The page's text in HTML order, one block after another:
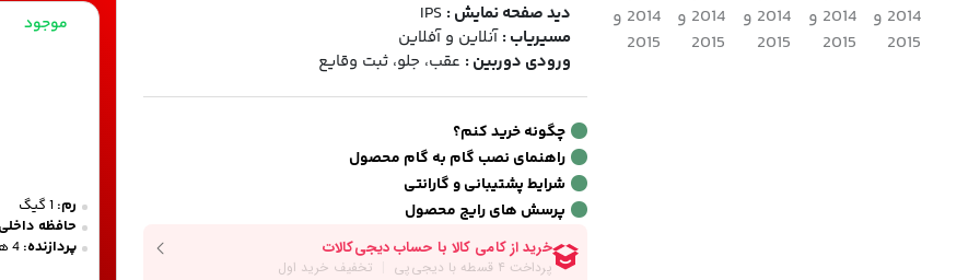
دید صفحه نمایش : IPS
مسیریاب : آنلاین و آفلاین
ورودی دوربین : عقب، جلو، ثبت وقایع
چگونه خرید کنم؟
راهنمای نصب گام به گام محصول
شرایط پشتیبانی و گارانتی
پرسش های رایج محصول
موجود
رم: 1 گیگ
حافظه
پردازنده: 4 هسته ای